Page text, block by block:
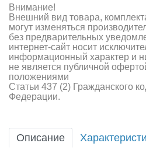
Внимание!
Внешний вид товара,
могут изменяться
без предварительных
интернет-сайт носит
информационный характер и
не является публичной
положениями
Статьи 437 (2) Гражданского
Федерации.
Описание